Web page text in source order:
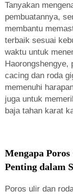
Tanyakan
pembuatannya,
membantu
terbaik sesuai
waktu untuk
Haorongshengye,
cacing dan roda
memenuhi
juga untuk
baja tahan karat
Mengapa
Penting dalam
Poros ulir dan